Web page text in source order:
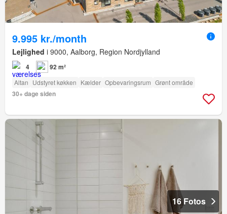
9.995 kr./month
Lejlighed i 9000, Aalborg, Region Nordjylland
4 92 m²
Altan Udstyret køkken Kælder Opbevaringsrum Grønt område
30+ dage siden
16 Fotos